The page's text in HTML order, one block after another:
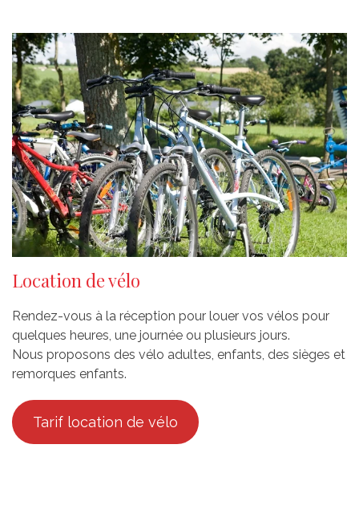
Location de vélo
Rendez-vous à la réception pour louer vos vélos pour
quelques heures, une journée ou plusieurs jours.
Nous proposons des vélo adultes, enfants, des sièges et
remorques enfants.
Tarif location de vélo